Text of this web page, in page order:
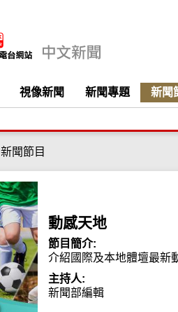
視像新聞 新聞專題 新聞
新聞節目
動感天地
節目簡介:
介紹國際及本地體壇最新
主持人:
新聞部編輯